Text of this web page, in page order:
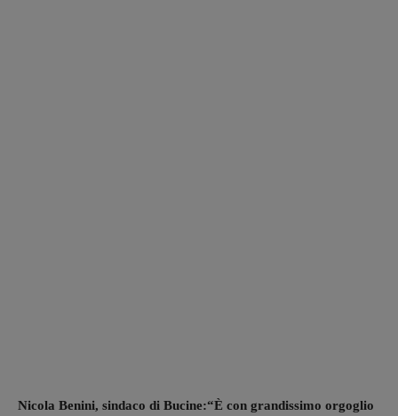
Nicola Benini, sindaco di Bucine:“È con grandissimo orgoglio